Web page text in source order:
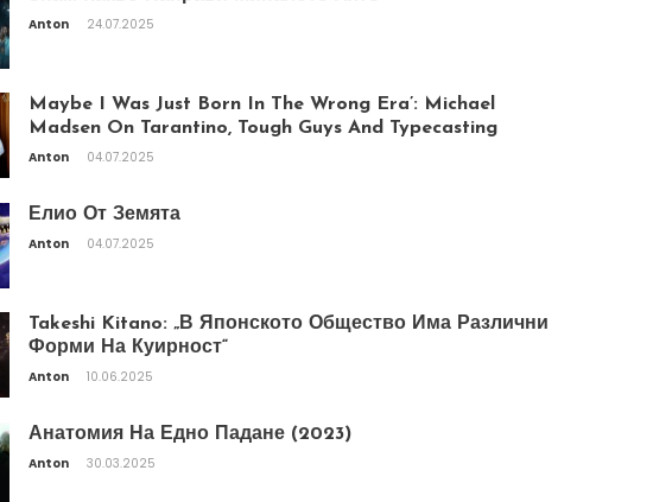
Anton 24.07.2025
Maybe I Was Just Born In The Wrong Era’: Michael
Madsen On Tarantino, Tough Guys And Typecasting
Anton 04.07.2025
Елио От Земята
Anton 04.07.2025
Takeshi Kitano: „В Японското Общество Има Различни
Форми На Куирност“
Anton 10.06.2025
Анатомия На Едно Падане (2023)
Anton 30.03.2025